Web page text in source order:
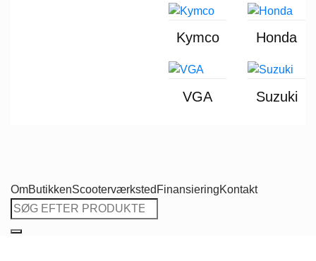
Kymco Honda
VGA Suzuki
OmButikkenScooterværksted FinansieringKontakt
Søg
efter: